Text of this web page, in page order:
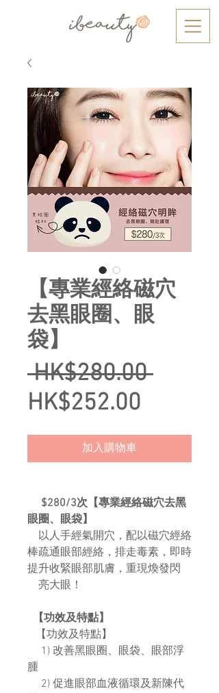
【專業經絡磁穴
去黑眼圈、眼
袋】
HK$280.00 Regular
HK$252.00
Price
加入購物車
$280/3次【專業經絡磁穴去黑
眼圈、眼袋】
以人手經氣開穴，配以磁穴經絡
棒疏通眼部經絡，排走毒素，即時
提升收緊眼部肌膚，重現煥發閃
亮大眼！
【功效及特點】
【功效及特點】
1) 改善黑眼圈、眼袋、眼部浮
腫
2) 促進眼部血液循環及新陳代